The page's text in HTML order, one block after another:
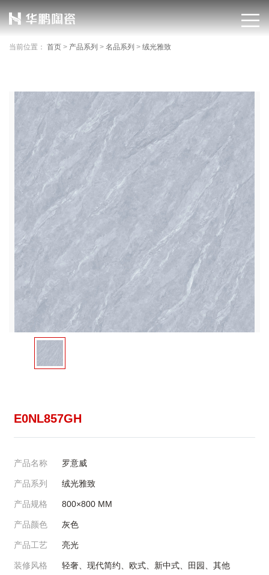
当前位置： 首页 > 产品系列 > 名品系列 > 绒光雅致
E0NL857GH
产品名称 罗意威
产品系列 绒光雅致
产品规格 800×800 MM
产品颜色 灰色
产品工艺 亮光
装修风格 轻奢、现代简约、欧式、新中式、田园、其他